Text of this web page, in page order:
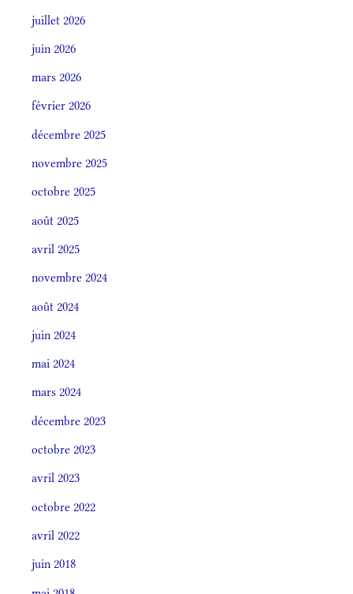
juillet 2026
juin 2026
mars 2026
février 2026
décembre 2025
novembre 2025
octobre 2025
août 2025
avril 2025
novembre 2024
août 2024
juin 2024
mai 2024
mars 2024
décembre 2023
octobre 2023
avril 2023
octobre 2022
avril 2022
juin 2018